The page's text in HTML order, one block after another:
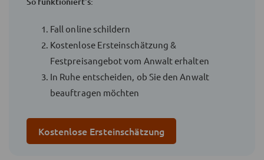
Fall online schildern
Kostenlose Ersteinschätzung &
Festpreisangebot vom Anwalt erhalten
In Ruhe entscheiden, ob Sie den Anwalt
beauftragen möchten
Kostenlose Ersteinschätzung